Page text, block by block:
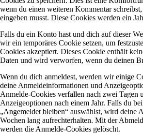
wenn du einen weiteren Kommentar
eingeben musst. Diese Cookies werden ein
Falls du ein Konto hast und dich auf dieser
wir ein temporäres Cookie setzen, um
Cookies akzeptiert. Dieses Cookie enthält
Daten und wird verworfen, wenn du deinen
Wenn du dich anmeldest, werden wir einige
deine Anmeldeinformationen und
Anmelde-Cookies verfallen nach zwei Tagen
Anzeigeoptionen nach einem Jahr. Falls du
„Angemeldet bleiben“ auswählst, wird deine
Wochen lang aufrechterhalten. Mit der
werden die Anmelde-Cookies gelöscht.